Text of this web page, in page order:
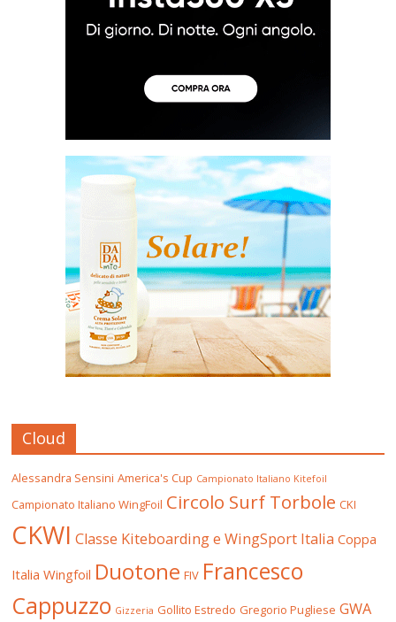
Cloud
Alessandra Sensini America's Cup Campionato Italiano Kitefoil
Campionato Italiano WingFoil Circolo Surf Torbole CKI
CKWI Classe Kiteboarding e WingSport Italia Coppa
Italia Wingfoil Duotone FIV Francesco
Cappuzzo Gizzeria Gollito Estredo Gregorio Pugliese GWA